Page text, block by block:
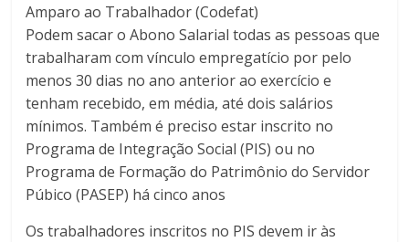
Amparo ao Trabalhador (Codefat)
Podem sacar o Abono Salarial todas as pessoas que
trabalharam com vínculo empregatício por pelo
menos 30 dias no ano anterior ao exercício e
tenham recebido, em média, até dois salários
mínimos. Também é preciso estar inscrito no
Programa de Integração Social (PIS) ou no
Programa de Formação do Patrimônio do Servidor
Púbico (PASEP) há cinco anos
Os trabalhadores inscritos no PIS devem ir às